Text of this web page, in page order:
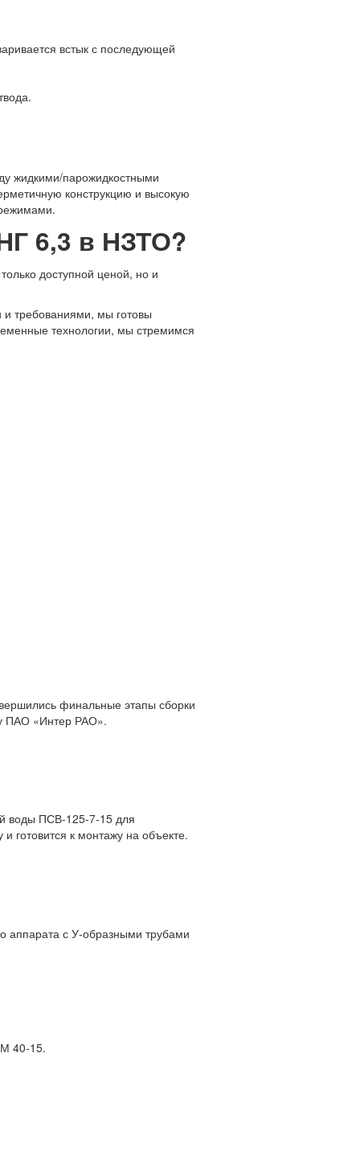
встык с последующей
жидкими/парожидкостными
конструкцию и высокую
6,3 в НЗТО?
доступной ценой, но и
требованиями, мы готовы
технологии, мы стремимся
финальные этапы сборки
ПАО «Интер РАО».
воды ПСВ-125-7-15 для
готовится к монтажу на объекте.
аппарата с У-образными трубами
40-15.